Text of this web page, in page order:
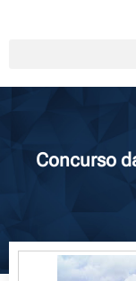
Concurso